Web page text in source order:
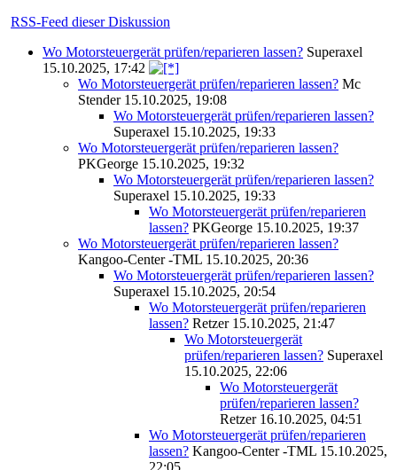
RSS-Feed dieser Diskussion
Wo Motorsteuergerät prüfen/reparieren lassen? Superaxel
15.10.2025, 17:42
Wo Motorsteuergerät prüfen/reparieren lassen? Mc
Stender 15.10.2025, 19:08
Wo Motorsteuergerät prüfen/reparieren lassen?
Superaxel 15.10.2025, 19:33
Wo Motorsteuergerät prüfen/reparieren lassen?
PKGeorge 15.10.2025, 19:32
Wo Motorsteuergerät prüfen/reparieren lassen?
Superaxel 15.10.2025, 19:33
Wo Motorsteuergerät prüfen/reparieren
lassen? PKGeorge 15.10.2025, 19:37
Wo Motorsteuergerät prüfen/reparieren lassen?
Kangoo-Center -TML 15.10.2025, 20:36
Wo Motorsteuergerät prüfen/reparieren lassen?
Superaxel 15.10.2025, 20:54
Wo Motorsteuergerät prüfen/reparieren
lassen? Retzer 15.10.2025, 21:47
Wo Motorsteuergerät
prüfen/reparieren lassen? Superaxel
15.10.2025, 22:06
Wo Motorsteuergerät
prüfen/reparieren lassen?
Retzer 16.10.2025, 04:51
Wo Motorsteuergerät prüfen/reparieren
lassen? Kangoo-Center -TML 15.10.2025,
22:05